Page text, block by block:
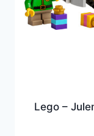
Lego –